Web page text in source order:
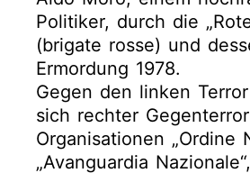
Politiker, durch die
(brigate rosse) und
Ermordung 1978.
Gegen den linken
sich rechter
Organisationen „Ordine
„Avanguardia